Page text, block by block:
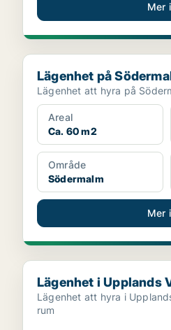
Mer
Lägenhet på Södermalm
Lägenhet på
Areal
Ca. 60 m2
Område
Södermalm
Mer
Lägenhet i Upplands Väsby
Lägenhet i Upplands
Lägenhet att hyra i Upplands Väsby
rum